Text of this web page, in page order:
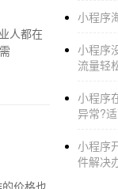
人都在
件需
价格也
小程序
小程序
流量轻
小程序
异常?
小程序
件解决